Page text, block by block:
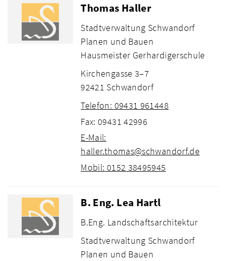
Thomas Haller
Stadtverwaltung Schwandorf
Planen und Bauen
Hausmeister Gerhardigerschule
Kirchengasse 3–7
92421 Schwandorf
Telefon: 09431 961448
Fax: 09431 42996
E-Mail:
haller.thomas@schwandorf.de
Mobil: 0152 38495945
B. Eng. Lea Hartl
B.Eng. Landschaftsarchitektur
Stadtverwaltung Schwandorf
Planen und Bauen